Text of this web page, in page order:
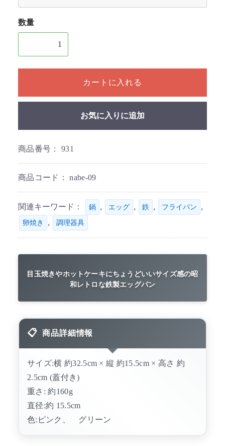
数量
1個以上の数量を入力してください
カートに入れる
お気に入りに追加
商品番号： 931
商品コード：nabe-09
関連キーワード： 鍋 , エッグ , 鉄 , フライパン ,
卵焼き , 調理器具
目玉焼きやホットケーキにちょうどいいサイズ感の昭
和レトロな鉄製エッグパン
商品詳細情報
サイズ:横 約32.5cm × 縦 約15.5cm × 高さ 約
2.5cm (蓋付き)
重さ: 約160g
直径:約 15.5cm
色:ピンク、 グリーン